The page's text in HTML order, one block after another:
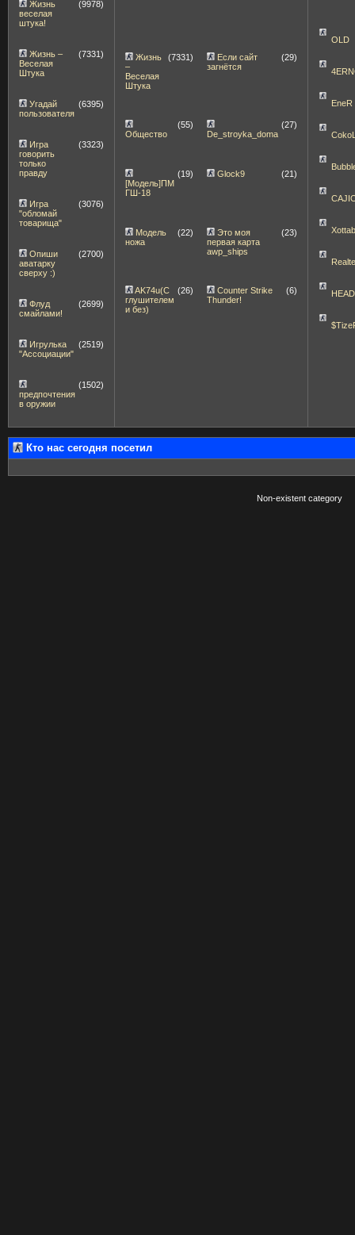
Жизнь
веселая
штука!
(9978)
Жизнь –
Веселая
Штука
(7331)
Угадай
пользователя
(6395)
Игра
говорить
только
правду
(3323)
Игра
"обломай
товарища"
(3076)
Опиши
аватарку
сверху :)
(2700)
Флуд
смайлами!
(2699)
Игрулька
"Ассоциации"
(2519)
предпочтения
в оружии
(1502)
Жизнь
–
Веселая
Штука
(7331)
Если сайт
загнётся
(29)
Общество
(55)
De_stroyka_doma
(27)
[Модель]ПМ
ГШ-18
(19) Glock9 (21)
Модель
ножа
(22)
Это моя
первая карта
awp_ships
(23)
AK74u(С
глушителем
и без)
(26)
Counter Strike
Thunder!
(6)
OLD
EneR
Кто нас сегодня посетил
Non-existent category